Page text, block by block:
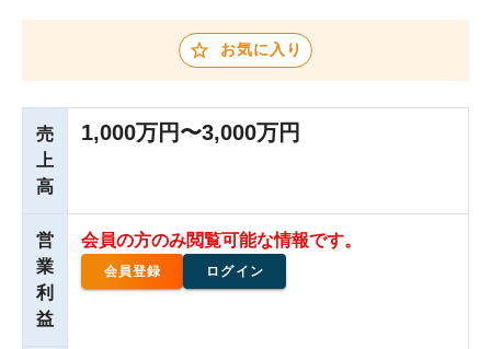
お気に入り
売
上
高
1,000万円〜3,000万円
営
業
利
益
会員の方のみ閲覧可能な情報です。
会員登録 ログイン